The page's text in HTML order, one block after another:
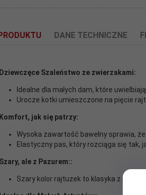
DANE TECHNICZNE
Dziewczęce Szaleństwo ze zwierzakami:
Idealne dla małych dam, które
Urocze kotki umieszczone na pięcie
Komfort, jak się patrzy:
Wysoka zawartość bawełny sprawia,
Elastyczny pas, który rozciąga się tak,
Szary, ale z Pazurem::
Szary kolor rajtuzek to klasyka z
6935862750425
Urocze zwierzaki